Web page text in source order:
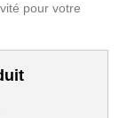
pour votre